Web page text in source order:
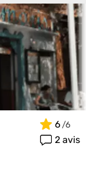
6
2 avis